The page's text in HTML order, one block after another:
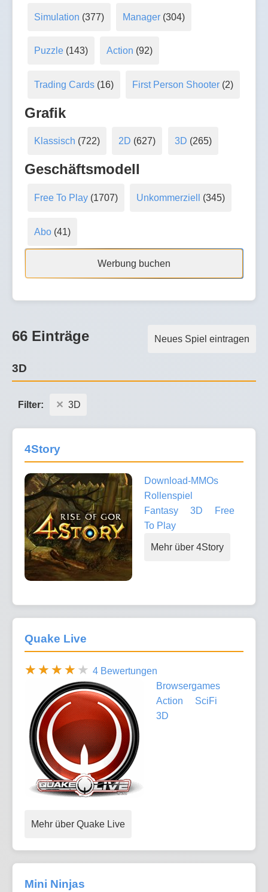
Simulation (377) Manager (304)
Puzzle(143) Action (92)
Trading Cards(16) First Person Shooter (2)
Grafik
Klassisch (722) 2D (627) 3D (265)
Geschäftsmodell
Free To Play(1707) Unkommerziell (345)
Abo(41)
Werbung buchen
Neues Spiel eintragen
66 Einträge
3D
Filter: 3D
4Story
Download-MMOs
Rollenspiel
Fantasy
3D
Free
To Play
Mehr über 4Story
Quake Live
4 Bewertungen
Browsergames
Action
SciFi
3D
Mehr über Quake Live
Mini Ninjas